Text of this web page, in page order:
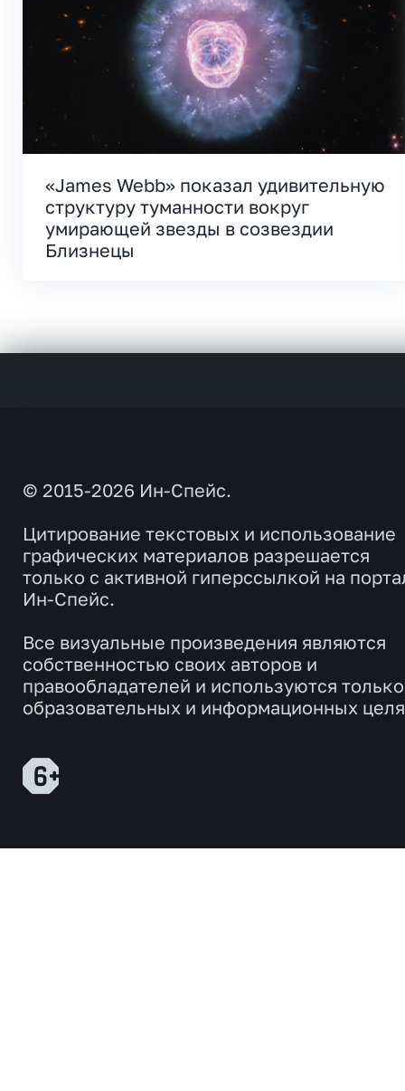
«James Webb» показал удивительную
структуру туманности вокруг
умирающей звезды в созвездии
Близнецы
© 2015-2026 Ин-Спейс.
Цитирование текстовых и использование
графических материалов разрешается
только с активной гиперссылкой на
Ин-Спейс.
Все визуальные произведения являются
собственностью своих авторов и
правообладателей и используются
образовательных и информационных